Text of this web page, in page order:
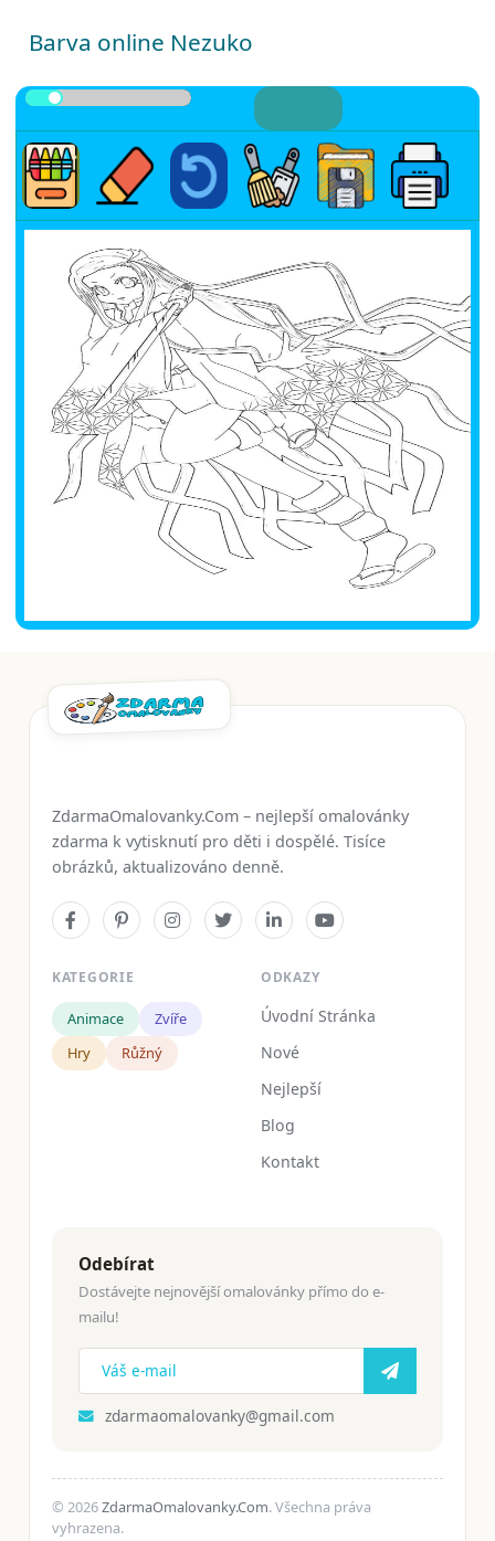
Barva online Nezuko
ZdarmaOmalovanky.Com – nejlepší omalovánky
zdarma k vytisknutí pro děti i dospělé. Tisíce
obrázků, aktualizováno denně.
KATEGORIE
Animace
Zvíře
Hry
Růžný
ODKAZY
Úvodní Stránka
Nové
Nejlepší
Blog
Kontakt
Odebírat
Dostávejte nejnovější omalovánky přímo do e-
mailu!
zdarmaomalovanky@gmail.com
© 2026ZdarmaOmalovanky.Com. Všechna práva
vyhrazena.